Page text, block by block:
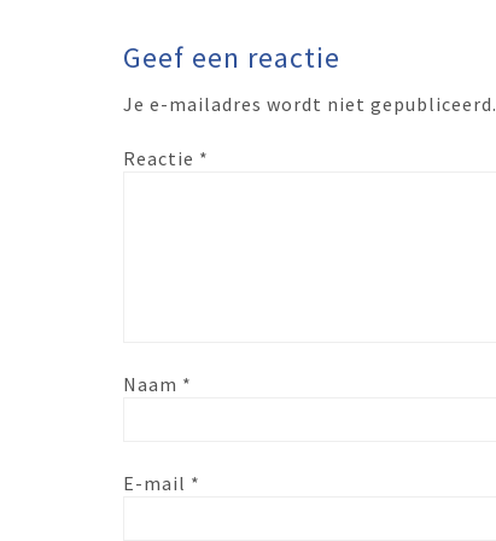
Geef een reactie
Je e-mailadres wordt niet gepubliceerd.
Reactie *
Naam *
E-mail *